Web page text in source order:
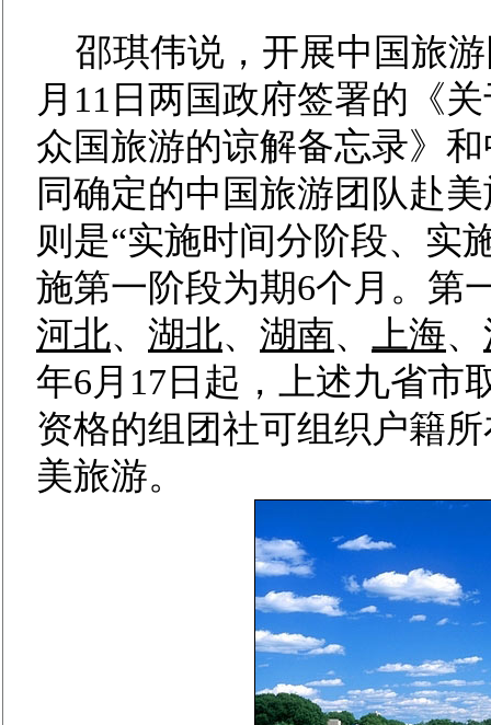
邵琪伟说，开展中国旅游
月11日两国政府签署的《
众国旅游的谅解备忘录》
同确定的中国旅游团队赴
则是“实施时间分阶段、实
施第一阶段为期6个月。第
河北、 湖北、 湖南、 上海、
年6月17日起，上述九省市
资格的组团社可组织户籍
美旅游。